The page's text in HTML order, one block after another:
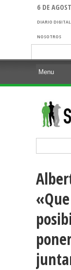
6 DE
DIARIO
NOSOTROS